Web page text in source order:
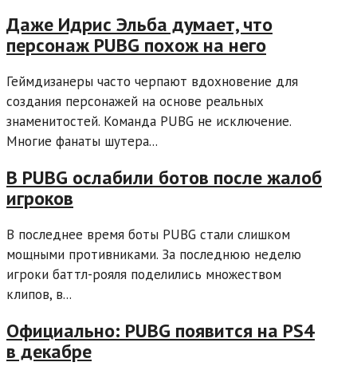
Даже Идрис Эльба думает, что
персонаж PUBG похож на него
Геймдизанеры часто черпают вдохновение для
создания персонажей на основе реальных
знаменитостей. Команда PUBG не исключение.
Многие фанаты шутера...
В PUBG ослабили ботов после жалоб
игроков
В последнее время боты PUBG стали слишком
мощными противниками. За последнюю неделю
игроки баттл-рояля поделились множеством
клипов, в...
Официально: PUBG появится на PS4
в декабре